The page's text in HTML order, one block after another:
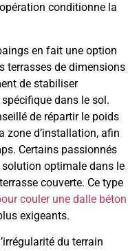
conditionne la
en fait une option
terrasses de dimensions
de stabiliser
spécifique dans le sol.
de répartir le poids
zone d’installation, afin
Certains passionnés
optimale dans le
couverte. Ce type
couler une dalle béton
exigeants.
du terrain